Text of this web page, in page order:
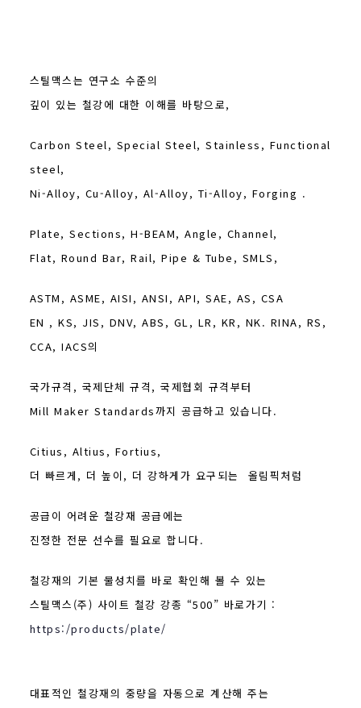
스틸맥스는 연구소 수준의
깊이 있는 철강에 대한 이해를 바탕으로,
Carbon Steel, Special Steel, Stainless, Functional
steel,
Ni-Alloy, Cu-Alloy, Al-Alloy, Ti-Alloy, Forging .
Plate, Sections, H-BEAM, Angle, Channel,
Flat, Round Bar, Rail, Pipe & Tube, SMLS,
ASTM, ASME, AISI, ANSI, API, SAE, AS, CSA
EN , KS, JIS, DNV, ABS, GL, LR, KR, NK. RINA, RS,
CCA, IACS의
국가규격, 국제단체 규격,국제협회 규격부터
Mill Maker Standards까지 공급하고 있습니다.
Citius, Altius, Fortius,
더 빠르게, 더 높이, 더 강하게가 요구되는 올림픽처럼
공급이 어려운 철강재 공급에는
진정한 전문 선수를 필요로 합니다.
철강재의 기본 물성치를 바로 확인해 볼 수 있는
스틸맥스(주) 사이트 철강 강종 “500” 바로가기 :
https:/products/plate/
대표적인 철강재의 중량을 자동으로 계산해 주는